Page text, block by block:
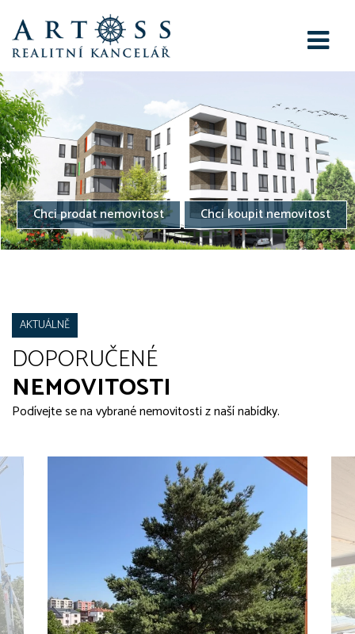
Chci prodat nemovitost Chci koupit nemovitost
AKTUÁLNĚ
DOPORUČENÉ
NEMOVITOSTI
Podívejte se na vybrané nemovitosti z naší nabídky.